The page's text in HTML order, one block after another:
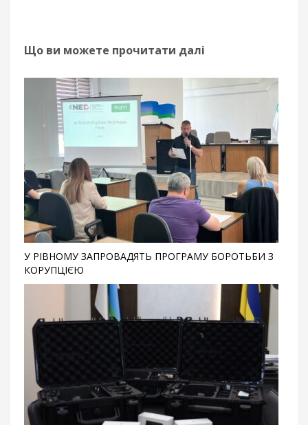
Що ви можете прочитати далі
У РІВНОМУ ЗАПРОВАДЯТЬ ПРОГРАМУ БОРОТЬБИ З
КОРУПЦІЄЮ